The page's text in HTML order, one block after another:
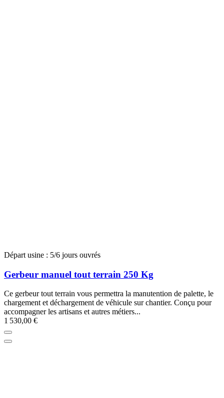
Départ usine : 5/6 jours ouvrés
Gerbeur manuel tout terrain 250 Kg
Ce gerbeur tout terrain vous permettra la manutention de palette, le
chargement et déchargement de véhicule sur chantier. Conçu pour
accompagner les artisans et autres métiers...
1 530,00 €